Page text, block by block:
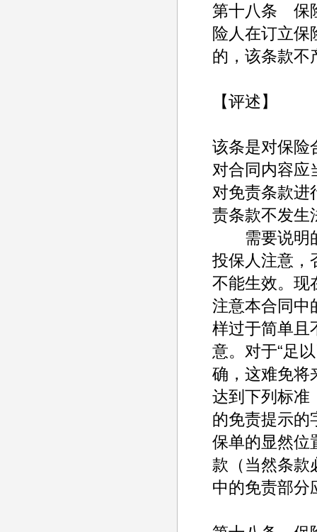
第十八条 保
险人在订立保
的，该条款不
【评述】
该条是对保险
对合同内容应
对免责条款进
责条款不发生
需要说明的
投保人注意，
不能生效。现
注意本合同中
样过于简单且
意。对于“足
确，这难免将
达到下列标准
的免责提示
保单的显然
款（当然条
中的免责部分